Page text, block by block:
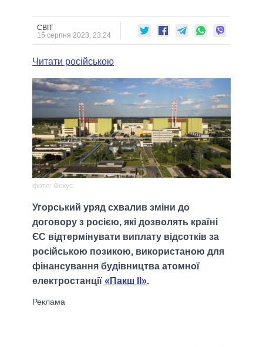
ГОЛОВИ ОБЛАДМІНІСТРАЦІЙ
МЕРИ МІСТ
ВСІ ПЕРСОНИ
ПОРІВНЯННЯ ПОЛІТИКІВ
СВІТ
15 серпня 2023, 23:24
Читати російською
фото: Фокус
Угорський уряд схвалив зміни до
договору з росією, які дозволять країні
ЄС відтермінувати виплату відсотків за
російською позикою, використаною для
фінансування будівництва атомної
електростанції «Пакш ІІ».